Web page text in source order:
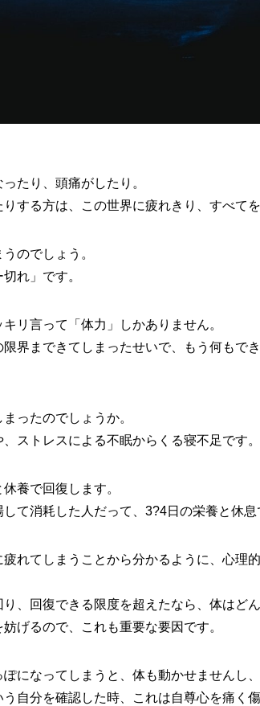
たり、頭痛がしたり。
する方は、この世界に疲れきり、すべて
のでしょう。
れ」です。
リ言って「体力」しかありません。
界まできてしまったせいで、もう何もで
ったのでしょうか。
ストレスによる不眠からくる寝不足です。
養で回復します。
て消耗した人だって、3?4日の栄養と休息
れてしまうことから分かるように、心理
、回復できる限度を超えたなら、体はど
げるので、これも重要な要因です。
になってしまうと、体も動かせませんし
自分を確認した時、これは自尊心を痛く